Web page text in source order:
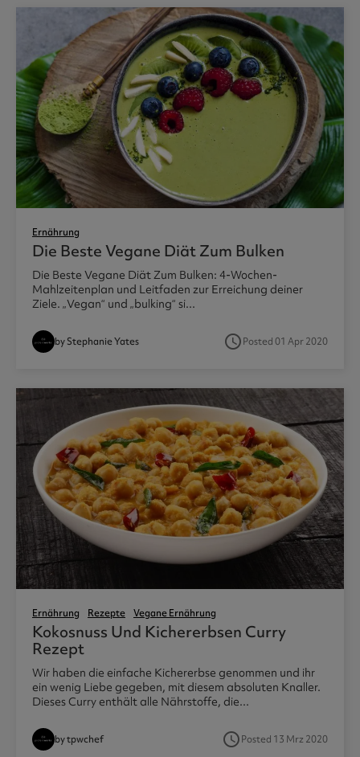
Ernährung
Die Beste Vegane Diät Zum Bulken
Die Beste Vegane Diät Zum Bulken: 4-Wochen-
Mahlzeitenplan und Leitfaden zur Erreichung deiner
Ziele. „Vegan“ und „bulking“ si...
by Stephanie Yates access_timePosted 01 Apr 2020
Ernährung Rezepte Vegane Ernährung
Kokosnuss Und Kichererbsen Curry
Rezept
Wir haben die einfache Kichererbse genommen und ihr
ein wenig Liebe gegeben, mit diesem absoluten Knaller.
Dieses Curry enthält alle Nährstoffe, die...
by tpwchef access_timePosted 13 Mrz 2020